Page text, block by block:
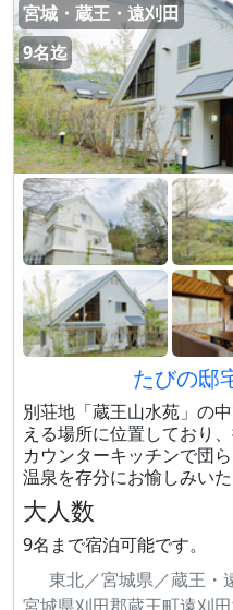
宮城・蔵王・遠刈田
9名迄
たびの邸
別荘地「蔵王山水苑」の
える場所に位置しており
カウンターキッチンで団
温泉を存分にお愉しみい
大人数
9名まで宿泊可能です。
東北／宮城県／蔵王・